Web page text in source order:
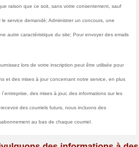
de journal sont
Google